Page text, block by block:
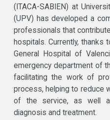
(ITACA-SABIEN) at
(UPV) has developed a
professionals that
hospitals. Currently, thanks
General Hospital of
emergency department of
facilitating the work of
process, helping to reduce
of the service, as well
diagnosis and treatment.